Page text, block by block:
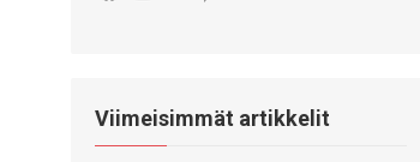
Viimeisimmät artikkelit